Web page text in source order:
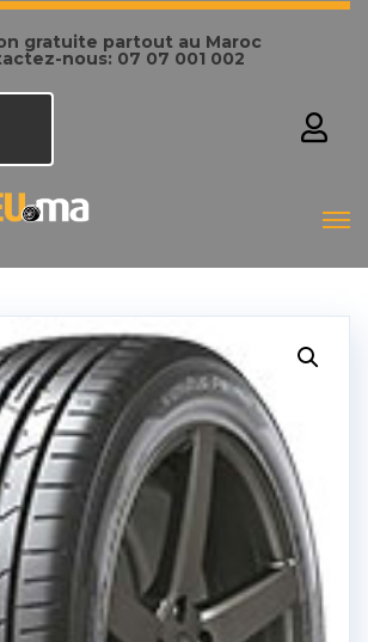
gratuite partout au Maroc
nous: 07 07 001 002